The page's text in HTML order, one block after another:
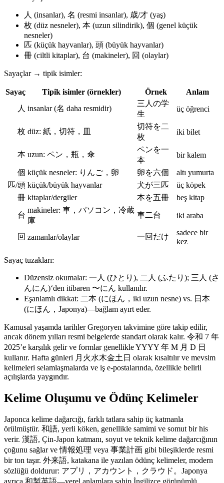
人 (insanlar), 名 (resmi insanlar), 歳/才 (yaş)
枚 (düz nesneler), 本 (uzun silindirik), 個 (genel küçük
nesneler)
匹 (küçük hayvanlar), 頭 (büyük hayvanlar)
冊 (ciltli kitaplar), 台 (makineler), 回 (olaylar)
Sayaçlar → tipik isimler:
Sayaç Tipik isimler (örnekler) Örnek
Anlam
人 insanlar (名 daha resmidir)
三人の学
生
üç öğrenci
枚 düz: 紙，切符，皿
切符を二
枚
iki bilet
本 uzun: ペン，瓶，傘
ペンを一
本
bir kalem
個 küçük nesneler: りんご，卵 卵を六個
altı yumurta
匹/頭 küçük/büyük hayvanlar 犬が三匹
üç köpek
冊 kitaplar/dergiler 本を五冊 beş kitap
台
makineler: 車，パソコン，冷蔵
庫
車二台 iki araba
回 zamanlar/olaylar 一回だけ
sadece bir
kez
Sayaç tuzakları:
Düzensiz okumalar: 一人 (ひとり), 二人 (ふたり); 三人 (さ
んにん)‘den itibaren 〜にん kullanılır.
Eşanlamlı dikkat: 二本 (にほん，iki uzun nesne) vs. 日本
(にほん，Japonya)—bağlam ayırt eder.
Kamusal yaşamda tarihler Gregoryen takvimine göre takip edilir,
ancak dönem yılları resmi belgelerde standart olarak kalır. 令和 7 年
2025’e karşılık gelir ve formlar genellikle YYYY 年 M 月 D 日
kullanır. Hafta günleri 月火水木金土日 olarak kısaltılır ve mevsim
kelimeleri selamlaşmalarda ve iş e-postalarında, özellikle belirli
açılışlarda yaygındır.
Kelime Oluşumu ve Ödünç Kelimeler
Japonca kelime dağarcığı, farklı tatlara sahip üç katmanla
örülmüştür. 和語, yerli köken, genellikle samimi ve somut bir his
verir. 漢語, Çin-Japon katmanı, soyut ve teknik kelime dağarcığının
çoğunu sağlar ve 情報処理 veya 事業計画 gibi bileşiklerde resmi
bir ton taşır. 外来語, katakana ile yazılan ödünç kelimeler, modern
sözlüğü doldurur: アプリ，アカウント，クラウド。Japonya
ayrıca 和製英語—yerel anlamlara sahip İngilizce görünümlü